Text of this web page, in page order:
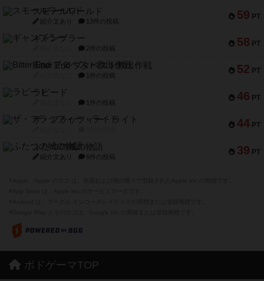
59 PT
スモールワールド
紹介文あり 13件の投稿
58 PT
ギャンブラー
2件の投稿
52 PT
Bitter End ブタペスト救出作戦
1件の投稿
46 PT
ラピード
1件の投稿
44 PT
ザ・フラッフィー・ライト
39 PT
ふたつの城の物語
紹介文あり 6件の投稿
ボドゲーマTOP